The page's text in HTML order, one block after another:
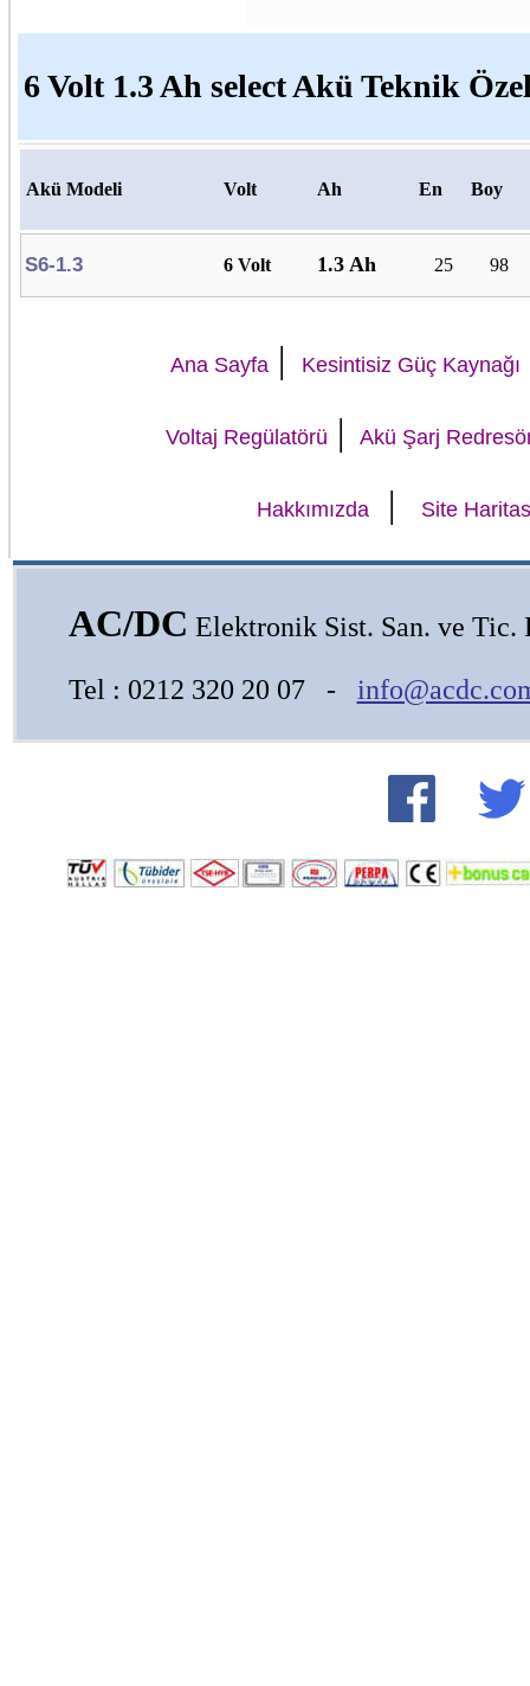
6 Volt 1.3 Ah select Akü Teknik
Akü Modeli Volt Ah En Boy
S6-1.3 6 Volt 1.3 Ah 25 98
Ana Sayfa| Kesintisiz Güç Kaynağı
Voltaj Regülatörü | Akü Şarj
Hakkımızda| Site
AC/DC Elektronik Sist. San. ve Tic.
Tel : 0212 320 20 07 -